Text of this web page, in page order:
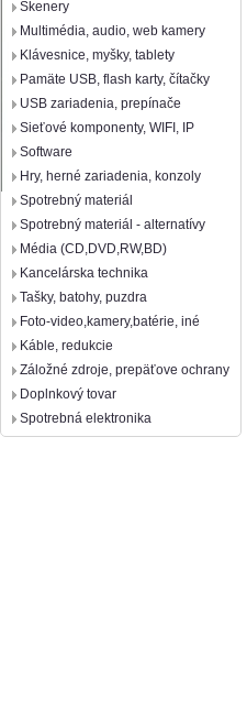
Skenery
Multimédia, audio, web kamery
Klávesnice, myšky, tablety
Pamäte USB, flash karty, čítačky
USB zariadenia, prepínače
Sieťové komponenty, WIFI, IP
Software
Hry, herné zariadenia, konzoly
Spotrebný materiál
Spotrebný materiál - alternatívy
Média (CD,DVD,RW,BD)
Kancelárska technika
Tašky, batohy, puzdra
Foto-video,kamery,batérie, iné
Káble, redukcie
Záložné zdroje, prepäťove ochrany
Doplnkový tovar
Spotrebná elektronika